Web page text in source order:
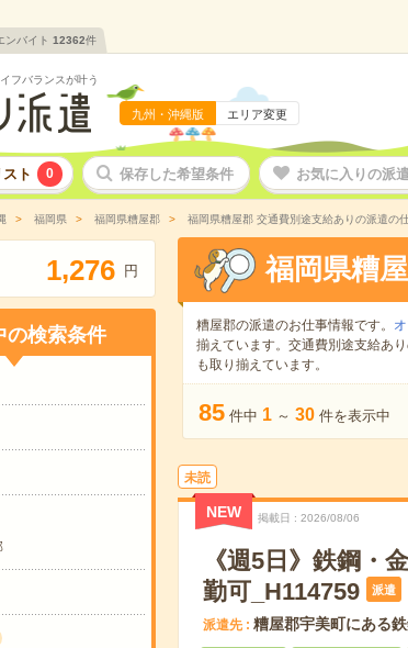
ンバイト 12362件
フバランスが叶う
九州・沖縄版 エリア変更
ト 0 保存した希望条件 お気に入りの派
福岡県 福岡県糟屋郡 福岡県糟屋郡 交通費別途支給ありの派遣の
1,276 円
の検索条件
福岡県糟
糟屋郡の派遣のお仕事情報です。
揃えています。交通費別途支給あり
も取り揃えています。
85 件中 1 ～ 30 件を表示中
未読
NEW 掲載日 2026/08/06
《週5日》鉄鋼・
勤可_H114759
派遣
派遣先 糟屋郡宇美町にある